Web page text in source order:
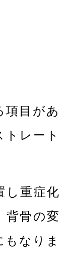
項目があ
レート
し重症化
背骨の変
なりま